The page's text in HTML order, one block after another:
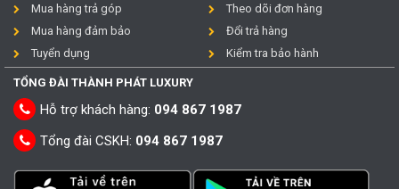
Mua hàng trả góp
Mua hàng đảm bảo
Tuyển dụng
Theo dõi đơn hàng
Đổi trả hàng
Kiểm tra bảo hành
TỔNG ĐÀI THÀNH PHÁT LUXURY
Hỗ trợ khách hàng: 094 867 1987
Tổng đài CSKH: 094 867 1987